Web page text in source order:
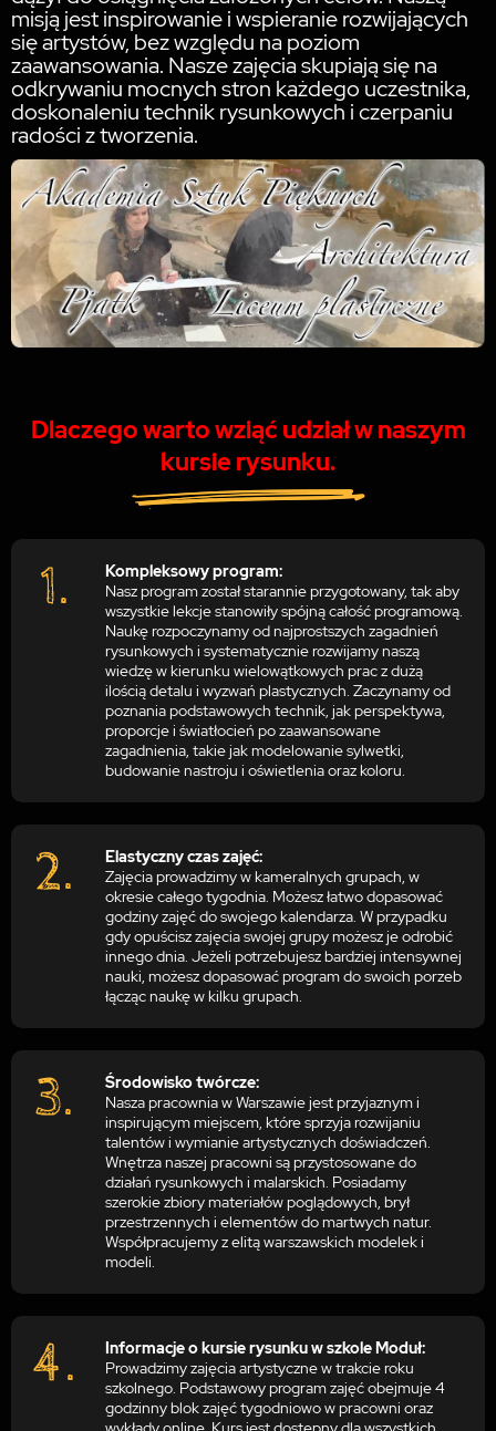
misją jest inspirowanie i wspieranie rozwijających
się artystów, bez względu na poziom
zaawansowania. Nasze zajęcia skupiają się na
odkrywaniu mocnych stron każdego uczestnika,
doskonaleniu technik rysunkowych i czerpaniu
radości z tworzenia.
Dlaczego warto wziąć udział w naszym
kursie rysunku.
Kompleksowy program:
Nasz program został starannie przygotowany, tak aby
wszystkie lekcje stanowiły spójną całość programową.
Naukę rozpoczynamy od najprostszych zagadnień
rysunkowych i systematycznie rozwijamy naszą
wiedzę w kierunku wielowątkowych prac z dużą
ilością detalu i wyzwań plastycznych. Zaczynamy od
poznania podstawowych technik, jak perspektywa,
proporcje i światłocień po zaawansowane
zagadnienia, takie jak modelowanie sylwetki,
budowanie nastroju i oświetlenia oraz koloru.
Elastyczny czas zajęć:
Zajęcia prowadzimy w kameralnych grupach, w
okresie całego tygodnia. Możesz łatwo dopasować
godziny zajęć do swojego kalendarza. W przypadku
gdy opuścisz zajęcia swojej grupy możesz je odrobić
innego dnia. Jeżeli potrzebujesz bardziej intensywnej
nauki, możesz dopasować program do swoich porzeb
łącząc naukę w kilku grupach.
Środowisko twórcze:
Nasza pracownia w Warszawie jest przyjaznym i
inspirującym miejscem, które sprzyja rozwijaniu
talentów i wymianie artystycznych doświadczeń.
Wnętrza naszej pracowni są przystosowane do
działań rysunkowych i malarskich. Posiadamy
szerokie zbiory materiałów poglądowych, brył
przestrzennych i elementów do martwych natur.
Współpracujemy z elitą warszawskich modelek i
modeli.
Informacje o kursie rysunku w szkole Moduł:
Prowadzimy zajęcia artystyczne w trakcie roku
szkolnego. Podstawowy program zajęć obejmuje 4
godzinny blok zajęć tygodniowo w pracowni oraz